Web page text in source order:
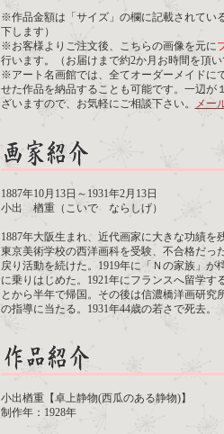
※作品金額は「サイズ」の欄に記載されてい
下します）
※お客様よりご注文後、こちらの画像を元に
行います。（お届けまで約2か月お時間を頂い
※アート名画館では、全てオーダーメイドに
せた作品を納品することも可能です。一辺が
ざいますので、お気軽にご相談下さい。
メー
1887年10月13日～1931年2月13日
小出 楢重（こいで ならしげ）
1887年大阪生まれ、近代画家に大きな功績を
東京美術学校の西洋画科を受験、不合格だっ
戻り活動を続けた。1919年に「Ｎの家族」
に乗りはじめた。1921年にフランスへ留学
とから半年で帰国。その後は信濃橋洋画研
の指導に当たる。1931年44歳の若さで死去。
小出楢重【卓上静物(西瓜のある静物)】
制作年：1928年